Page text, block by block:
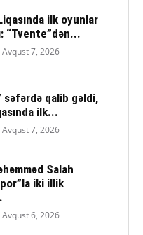
ilk oyunlar
“Tvente”dən...
Avqust 7, 2026
səfərdə qalib gəldi,
ilk...
Avqust 7, 2026
Salah
iki illik
Avqust 6, 2026